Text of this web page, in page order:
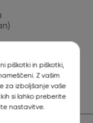
piškotki in piškotki,
Z vašim
za izboljšanje vaše
si lahko preberite
nastavitve.